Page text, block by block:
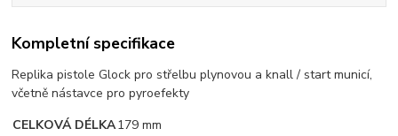
Kompletní specifikace
Replika pistole Glock pro střelbu plynovou a knall / start municí,
včetně nástavce pro pyroefekty
CELKOVÁ DÉLKA179 mm